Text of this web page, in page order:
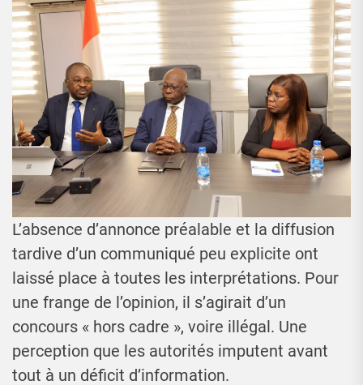
L’absence d’annonce préalable et la diffusion
tardive d’un communiqué peu explicite ont
laissé place à toutes les interprétations. Pour
une frange de l’opinion, il s’agirait d’un
concours « hors cadre », voire illégal. Une
perception que les autorités imputent avant
tout à un déficit d’information.